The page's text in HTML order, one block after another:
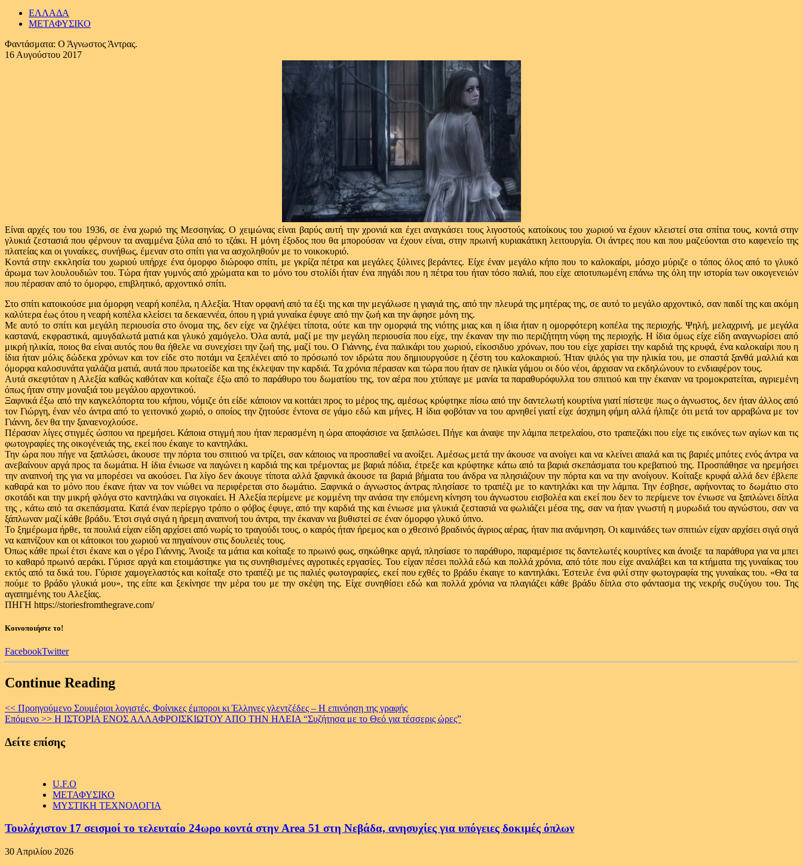
ΕΛΛΑΔΑ
ΜΕΤΑΦΥΣΙΚΟ
Φαντάσματα: Ο Άγνωστος Άντρας.
16 Αυγούστου 2017
Είναι αρχές του του 1936, σε ένα χωριό της Μεσσηνίας. Ο χειμώνας είναι βαρύς αυτή την χρονιά και έχει αναγκάσει τους λιγοστούς κατοίκους του χωριού να έχουν κλειστεί στα σπίτια τους, κοντά στην
γλυκιά ζεστασιά που φέρνουν τα αναμμένα ξύλα από το τζάκι. Η μόνη έξοδος που θα μπορούσαν να έχουν είναι, στην πρωινή κυριακάτικη λειτουργία. Οι άντρες που και που μαζεύονται στο καφενείο της
πλατείας και οι γυναίκες, συνήθως, έμεναν στο σπίτι για να ασχοληθούν με το νοικοκυριό.
Κοντά στην εκκλησία του χωριού υπήρχε ένα όμορφο διώροφο σπίτι, με γκρίζα πέτρα και μεγάλες ξύλινες βεράντες. Είχε έναν μεγάλο κήπο που το καλοκαίρι, μόσχο μύριζε ο τόπος όλος από το γλυκό
άρωμα των λουλουδιών του. Τώρα ήταν γυμνός από χρώματα και το μόνο του στολίδι ήταν ένα πηγάδι που η πέτρα του ήταν τόσο παλιά, που είχε αποτυπωμένη επάνω της όλη την ιστορία των οικογενειών
που πέρασαν από το όμορφο, επιβλητικό, αρχοντικό σπίτι.
Στο σπίτι κατοικούσε μια όμορφη νεαρή κοπέλα, η Αλεξία. Ήταν ορφανή από τα έξι της και την μεγάλωσε η γιαγιά της, από την πλευρά της μητέρας της, σε αυτό το μεγάλο αρχοντικό, σαν παιδί της και ακόμη
καλύτερα έως ότου η νεαρή κοπέλα κλείσει τα δεκαεννέα, όπου η γριά γυναίκα έφυγε από την ζωή και την άφησε μόνη της.
Με αυτό το σπίτι και μεγάλη περιουσία στο όνομα της, δεν είχε να ζηλέψει τίποτα, ούτε και την ομορφιά της νιότης μιας και η ίδια ήταν η ομορφότερη κοπέλα της περιοχής. Ψηλή, μελαχρινή, με μεγάλα
καστανά, εκφραστικά, αμυγδαλωτά ματιά και γλυκό χαμόγελο. Όλα αυτά, μαζί με την μεγάλη περιουσία που είχε, την έκαναν την πιο περιζήτητη νύφη της περιοχής. Η ίδια όμως είχε είδη αναγνωρίσει από
μικρή ηλικία, ποιος θα είναι αυτός που θα ήθελε να συνεχίσει την ζωή της, μαζί του. Ο Γιάννης, ένα παλικάρι του χωριού, είκοσιδυο χρόνων, που του είχε χαρίσει την καρδιά της κρυφά, ένα καλοκαίρι που η
ίδια ήταν μόλις δώδεκα χρόνων και τον είδε στο ποτάμι να ξεπλένει από το πρόσωπό τον ιδρώτα που δημιουργούσε η ζέστη του καλοκαιριού. Ήταν ψιλός για την ηλικία του, με σπαστά ξανθά μαλλιά και
όμορφα καλοσυνάτα γαλάζια ματιά, αυτά που πρωτοείδε και της έκλεψαν την καρδιά. Τα χρόνια πέρασαν και τώρα που ήταν σε ηλικία γάμου οι δύο νέοι, άρχισαν να εκδηλώνουν το ενδιαφέρον τους.
Αυτά σκεφτόταν η Αλεξία καθώς καθόταν και κοίταζε έξω από το παράθυρο του δωματίου της, τον αέρα που χτύπαγε με μανία τα παραθυρόφυλλα του σπιτιού και την έκαναν να τρομοκρατείται, αγριεμένη
όπως ήταν στην μοναξιά του μεγάλου αρχοντικού.
Ξαφνικά έξω από την καγκελόπορτα του κήπου, νόμιζε ότι είδε κάποιον να κοιτάει προς το μέρος της, αμέσως κρύφτηκε πίσω από την δαντελωτή κουρτίνα γιατί πίστεψε πως ο άγνωστος, δεν ήταν άλλος από
τον Γιώργη, έναν νέο άντρα από το γειτονικό χωριό, ο οποίος την ζητούσε έντονα σε γάμο εδώ και μήνες. Η ίδια φοβόταν να του αρνηθεί γιατί είχε άσχημη φήμη αλλά ήλπιζε ότι μετά τον αρραβώνα με τον
Γιάννη, δεν θα την ξαναενοχλούσε.
Πέρασαν λίγες στιγμές ώσπου να ηρεμήσει. Κάποια στιγμή που ήταν περασμένη η ώρα αποφάσισε να ξαπλώσει. Πήγε και άναψε την λάμπα πετρελαίου, στο τραπεζάκι που είχε τις εικόνες των αγίων και τις
φωτογραφίες της οικογένειάς της, εκεί που έκαιγε το καντηλάκι.
Την ώρα που πήγε να ξαπλώσει, άκουσε την πόρτα του σπιτιού να τρίζει, σαν κάποιος να προσπαθεί να ανοίξει. Αμέσως μετά την άκουσε να ανοίγει και να κλείνει απαλά και τις βαριές μπότες ενός άντρα να
ανεβαίνουν αργά προς τα δωμάτια. Η ίδια ένιωσε να παγώνει η καρδιά της και τρέμοντας με βαριά πόδια, έτρεξε και κρύφτηκε κάτω από τα βαριά σκεπάσματα του κρεβατιού της. Προσπάθησε να ηρεμήσει
την αναπνοή της για να μπορέσει να ακούσει. Για λίγο δεν άκουγε τίποτα αλλά ξαφνικά άκουσε τα βαριά βήματα του άνδρα να πλησιάζουν την πόρτα και να την ανοίγουν. Κοίταξε κρυφά αλλά δεν έβλεπε
καθαρά και το μόνο που έκανε ήταν να τον νιώθει να περιφέρεται στο δωμάτιο. Ξαφνικά ο άγνωστος άντρας πλησίασε το τραπέζι με το καντηλάκι και την λάμπα. Την έσβησε, αφήνοντας το δωμάτιο στο
σκοτάδι και την μικρή φλόγα στο καντηλάκι να σιγοκαίει. Η Αλεξία περίμενε με κομμένη την ανάσα την επόμενη κίνηση του άγνωστου εισβολέα και εκεί που δεν το περίμενε τον ένιωσε να ξαπλώνει δίπλα
της , κάτω από τα σκεπάσματα. Κατά έναν περίεργο τρόπο ο φόβος έφυγε, από την καρδιά της και ένιωσε μια γλυκιά ζεστασιά να φωλιάζει μέσα της, σαν να ήταν γνωστή η μυρωδιά του αγνώστου, σαν να
ξάπλωναν μαζί κάθε βράδυ. Έτσι σιγά σιγά η ήρεμη αναπνοή του άντρα, την έκαναν να βυθιστεί σε έναν όμορφο γλυκό ύπνο.
Το ξημέρωμα ήρθε, τα πουλιά είχαν είδη αρχίσει από νωρίς το τραγούδι τους, ο καιρός ήταν ήρεμος και ο χθεσινό βραδινός άγριος αέρας, ήταν πια ανάμνηση. Οι καμινάδες των σπιτιών είχαν αρχίσει σιγά σιγά
να καπνίζουν και οι κάτοικοι του χωριού να πηγαίνουν στις δουλειές τους.
Όπως κάθε πρωί έτσι έκανε και ο γέρο Γιάννης. Άνοιξε τα μάτια και κοίταξε το πρωινό φως, σηκώθηκε αργά, πλησίασε το παράθυρο, παραμέρισε τις δαντελωτές κουρτίνες και άνοιξε τα παράθυρα για να μπει
το καθαρό πρωινό αεράκι. Γύρισε αργά και ετοιμάστηκε για τις συνηθισμένες αγροτικές εργασίες. Του είχαν πέσει πολλά εδώ και πολλά χρόνια, από τότε που είχε αναλάβει και τα κτήματα της γυναίκας του
εκτός από τα δικά του. Γύρισε χαμογελαστός και κοίταξε στο τραπέζι με τις παλιές φωτογραφίες, εκεί που εχθές το βράδυ έκαιγε το καντηλάκι. Έστειλε ένα φιλί στην φωτογραφία της γυναίκας του. «Θα τα
πούμε το βράδυ γλυκιά μου», της είπε και ξεκίνησε την μέρα του με την σκέψη της. Είχε συνηθίσει εδώ και πολλά χρόνια να πλαγιάζει κάθε βράδυ δίπλα στο φάντασμα της νεκρής συζύγου του. Της
αγαπημένης του Αλεξίας.
ΠΗΓΗ https://storiesfromthegrave.com/
Κοινοποιήστε το!
FacebookTwitter
Continue Reading
<< Προηγούμενο Σουμέριοι λογιστές, Φοίνικες έμποροι κι Έλληνες γλεντζέδες – Η επινόηση της γραφής
Επόμενο >> Η ΙΣΤΟΡΙΑ ΕΝΟΣ ΑΛΛΑΦΡΟΙΣΚΙΩΤΟΥ ΑΠΟ ΤΗΝ ΗΛΕΙΑ “Συζήτησα με το Θεό για τέσσερις ώρες”
Δείτε επίσης
U.F.O
ΜΕΤΑΦΥΣΙΚΟ
ΜΥΣΤΙΚΗ ΤΕΧΝΟΛΟΓΙΑ
Τουλάχιστον 17 σεισμοί το τελευταίο 24ωρο κοντά στην Area 51 στη Νεβάδα, ανησυχίες για υπόγειες δοκιμές όπλων
30 Απριλίου 2026